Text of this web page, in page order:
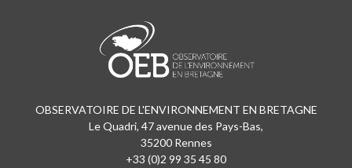
OBSERVATOIRE DE L'ENVIRONNEMENT EN BRETAGNE
Le Quadri, 47 avenue des Pays-Bas,
35200 Rennes
+33 (0)2 99 35 45 80